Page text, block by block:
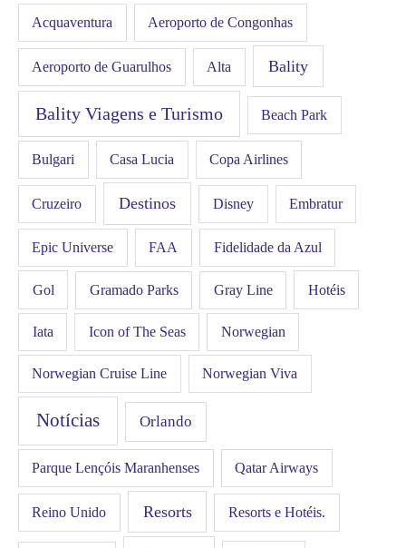
Acquaventura Aeroporto de Congonhas
Aeroporto de Guarulhos Alta Bality
Bality Viagens e Turismo Beach Park
Bulgari Casa Lucia Copa Airlines
Cruzeiro Destinos Disney Embratur
Epic Universe FAA Fidelidade da Azul
Gol Gramado Parks Gray Line Hotéis
Iata Icon of The Seas Norwegian
Norwegian Cruise Line Norwegian Viva
Notícias Orlando
Parque Lençóis Maranhenses Qatar Airways
Reino Unido Resorts Resorts e Hotéis.